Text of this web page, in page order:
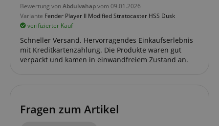
Bewertung vonAbdulvahapvom 09.01.2026
Variante Fender Player II Modified Stratocaster HSS Dusk
verifizierter Kauf
Schneller Versand. Hervorragendes Einkaufserlebnis
mit Kreditkartenzahlung. Die Produkte waren gut
verpackt und kamen in einwandfreiem Zustand an.
Fragen zum Artikel
Cookie
Anbieter /
Domain
Laufzeit Beschreibung